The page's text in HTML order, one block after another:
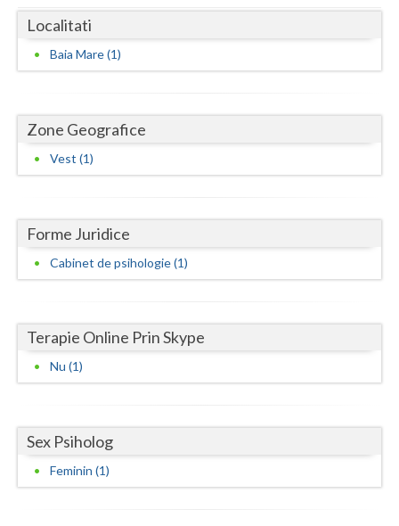
Dolj
Galati
Gorj
Hunedoara
Ialomita
Ilfov
Maramures
Mures
Neamt
Localitati
Baia Mare (1)
Zone Geografice
Vest (1)
Forme Juridice
Cabinet de psihologie (1)
Terapie Online Prin Skype
Nu (1)
Sex Psiholog
Feminin (1)